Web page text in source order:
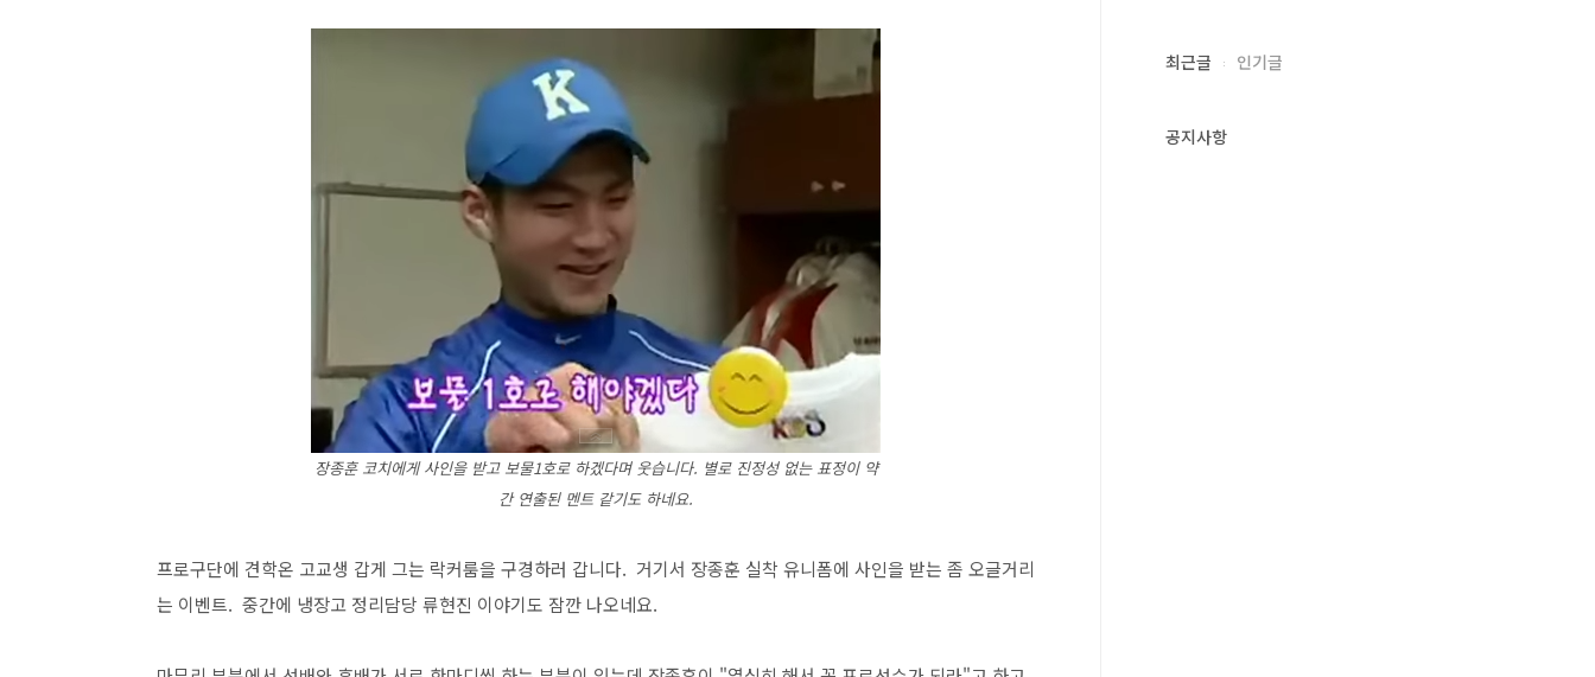
장종훈 코치에게 사인을 받고 보물1호로 하겠다며 웃습니다. 별로 진정성 없는 표정이 약
간 연출된 멘트 같기도 하네요.
프로구단에 견학온 고교생 갑게 그는 락커룸을 구경하러 갑니다. 거기서 장종훈 실착 유니폼에 사인을 받는 좀 오글거리
는 이벤트. 중간에 냉장고 정리담당 류현진 이야기도 잠깐 나오네요.
최근글 인기글
공지사항